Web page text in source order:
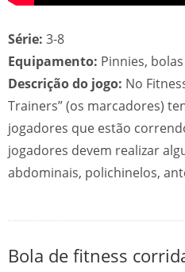
Série: 3-8
Equipamento: Pinnies,
Descrição do jogo: No
Trainers” (os marcadores)
jogadores que estão
jogadores devem realizar
abdominais, polichinelos,
Bola de fitness